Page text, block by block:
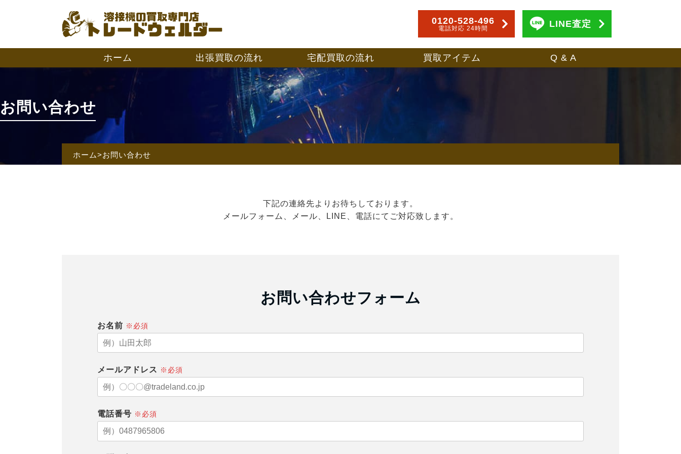
0120-528-496
電話対応 24時間 LINE査定
ホーム 出張買取の流れ 宅配買取の流れ 買取アイテム Q & A
お問い合わせ
ホーム>お問い合わせ
下記の連絡先よりお待ちしております。
メールフォーム、メール、LINE、電話にてご対応致します。
お問い合わせフォーム
お名前 ※必須
メールアドレス ※必須
電話番号 ※必須